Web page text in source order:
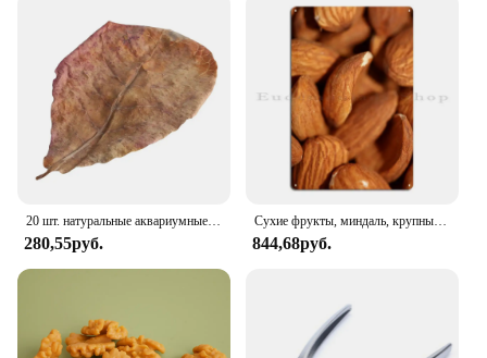
20 шт. натуральные аквариумные украшения из листьев кашаппы, инструменты для очистки аквариума, очистка воды, рыба из миндальных листьев
280,55руб.
Сухие фрукты, миндаль, крупный план, металлические знаки, настенная пещера, кинотеатр, создание клуба, бар, печать, жестяной знак, плакат
844,68руб.